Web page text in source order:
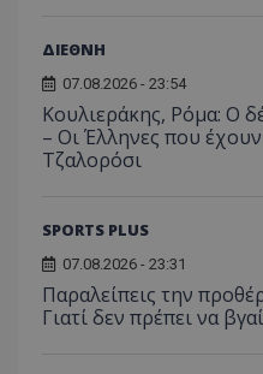
ΔΙΕΘΝΗ
07.08.2026 - 23:54
Κουλιεράκης, Ρόμα: Ο
– Οι Έλληνες που
Τζαλορόσι
SPORTS PLUS
07.08.2026 - 23:31
Παραλείπεις την
Γιατί δεν πρέπει να